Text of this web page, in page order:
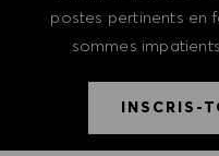
postes pertinents en
sommes
INSCRIS-